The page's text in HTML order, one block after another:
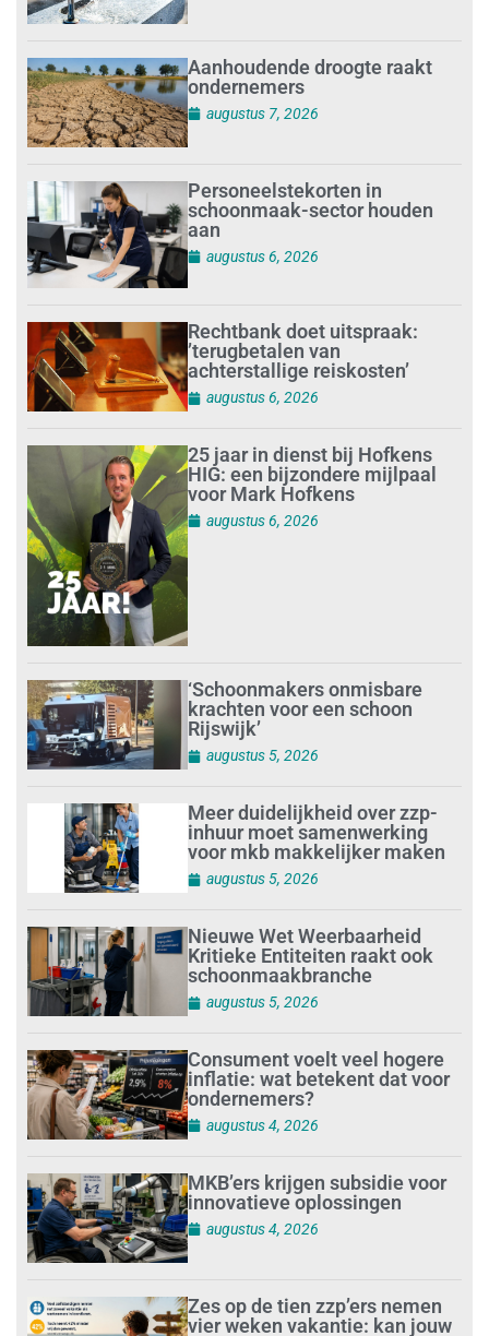
Aanhoudende droogte raakt
ondernemers
augustus 7, 2026
Personeelstekorten in
schoonmaak-sector houden
aan
augustus 6, 2026
Rechtbank doet uitspraak:
’terugbetalen van
achterstallige reiskosten’
augustus 6, 2026
25 jaar in dienst bij Hofkens
HIG: een bijzondere mijlpaal
voor Mark Hofkens
augustus 6, 2026
‘Schoonmakers onmisbare
krachten voor een schoon
Rijswijk’
augustus 5, 2026
Meer duidelijkheid over zzp-
inhuur moet samenwerking
voor mkb makkelijker maken
augustus 5, 2026
Nieuwe Wet Weerbaarheid
Kritieke Entiteiten raakt ook
schoonmaakbranche
augustus 5, 2026
Consument voelt veel hogere
inflatie: wat betekent dat voor
ondernemers?
augustus 4, 2026
MKB’ers krijgen subsidie voor
innovatieve oplossingen
augustus 4, 2026
Zes op de tien zzp’ers nemen
vier weken vakantie: kan jouw